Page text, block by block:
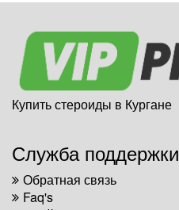
Купить стероиды в Кургане
Служба поддержки
Обратная связь
Faq's